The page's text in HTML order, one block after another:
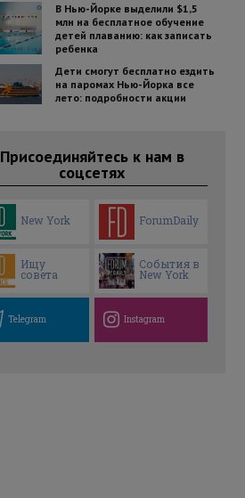
В Нью-Йорке выделили $1,5
млн на бесплатное обучение
детей плаванию: как записать
ребенка
Дети смогут бесплатно ездить
на паромах Нью-Йорка все
лето: подробности акции
Присоединяйтесь к нам в
соцсетях
New York ForumDaily
Ищу
совета
События в
New York
Telegram Instagram